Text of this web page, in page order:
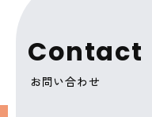
Contact
お問い合わせ